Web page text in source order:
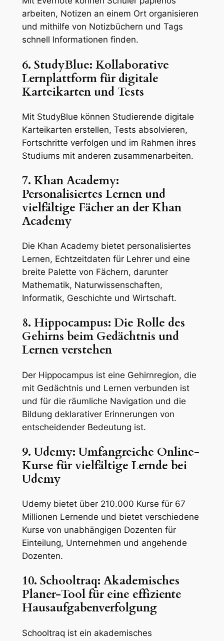
arbeiten, Notizen an einem Ort organisieren
und mithilfe von Notizbüchern und Tags
schnell Informationen finden.
6. StudyBlue: Kollaborative
Lernplattform für digitale
Karteikarten und Tests
Mit StudyBlue können Studierende digitale
Karteikarten erstellen, Tests absolvieren,
Fortschritte verfolgen und im Rahmen ihres
Studiums mit anderen zusammenarbeiten.
7. Khan Academy:
Personalisiertes Lernen und
vielfältige Fächer an der Khan
Academy
Die Khan Academy bietet personalisiertes
Lernen, Echtzeitdaten für Lehrer und eine
breite Palette von Fächern, darunter
Mathematik, Naturwissenschaften,
Informatik, Geschichte und Wirtschaft.
8. Hippocampus: Die Rolle des
Gehirns beim Gedächtnis und
Lernen verstehen
Der Hippocampus ist eine Gehirnregion, die
mit Gedächtnis und Lernen verbunden ist
und für die räumliche Navigation und die
Bildung deklarativer Erinnerungen von
entscheidender Bedeutung ist.
9. Udemy: Umfangreiche Online-
Kurse für vielfältige Lernde bei
Udemy
Udemy bietet über 210.000 Kurse für 67
Millionen Lernende und bietet verschiedene
Kurse von unabhängigen Dozenten für
Einteilung, Unternehmen und angehende
Dozenten.
10. Schooltraq: Akademisches
Planer-Tool für eine effiziente
Hausaufgabenverfolgung
Schooltraq ist ein akademisches